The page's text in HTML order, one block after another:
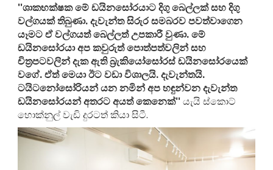
''ශාකභක්ෂක මේ ඩයිනසෝරයාට දිගු බෙල්ලක් සහ දිගු
වල්ගයක් තිබුණා. දැවැන්ත සිරුර සමබරව පවත්වාගෙන
යෑමට ඒ වල්ගයත් බෙල්ලත් උපකාරී වුණා. මේ
ඩයිනසෝරයා අප කවුරුත් පොත්පත්වලින් සහ
චිත්‍රපටවලින් දැක ඇති බ්‍රැකියෝසෝරස් ඩයිනසෝරයෙක්
වගේ. ඒත් මෙයා ඊට වඩා විශාලයි. දැවැන්තයි.
ටයිටනෝසෝරියන් යන නමින් අප හඳුන්වන දැවැන්ත
ඩයිනසෝරයන් අතරට අයත් කෙනෙක්''යැයි ස්කොට්
හොක්නුල් වැඩි දුරටත් කියා සිටී.